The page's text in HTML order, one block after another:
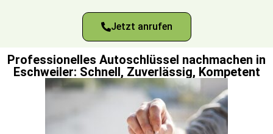
Jetzt anrufen
Professionelles Autoschlüssel nachmachen in
Eschweiler: Schnell, Zuverlässig, Kompetent